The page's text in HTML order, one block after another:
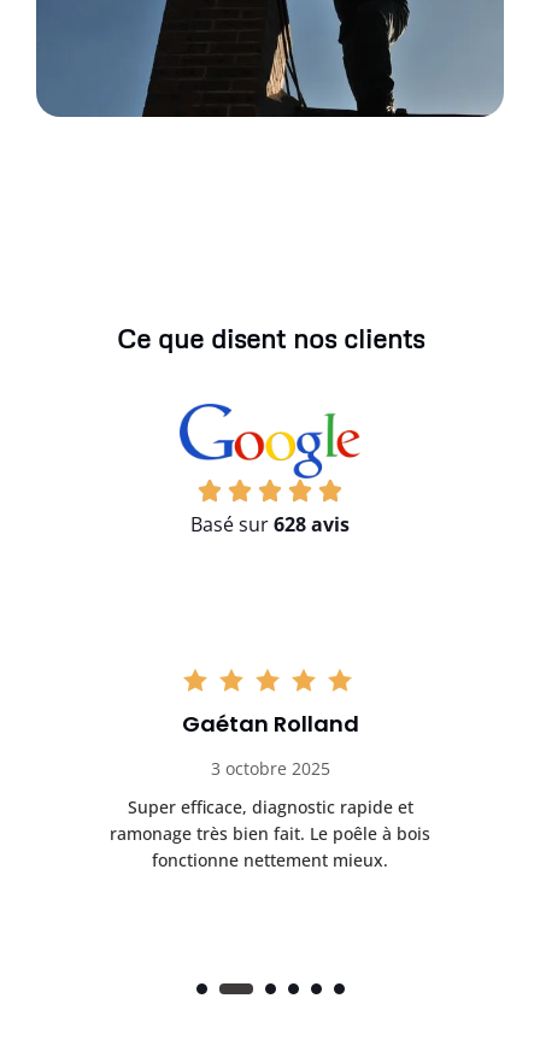
Ce que disent nos clients
Basé sur628 avis
Gaétan Rolland
3 octobre 2025
Super efficace, diagnostic rapide et
ramonage très bien fait. Le poêle à bois
fonctionne nettement mieux.